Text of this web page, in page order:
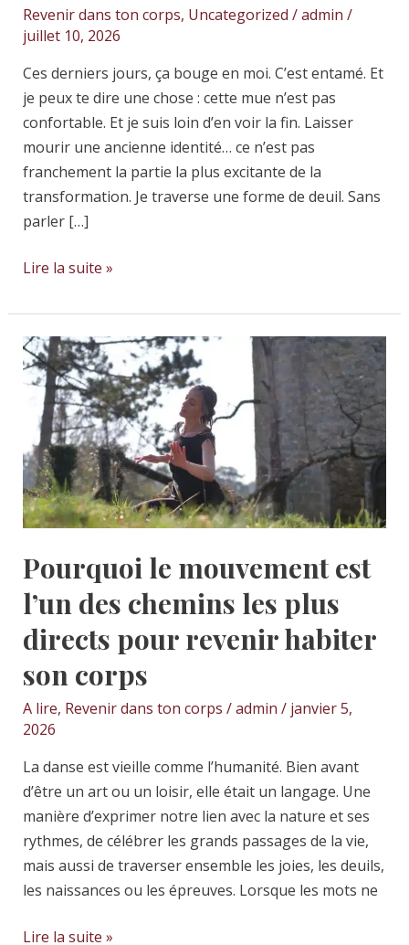
Revenir dans ton corps, Uncategorized /admin /
juillet 10, 2026
Ces derniers jours, ça bouge en moi. C’est entamé. Et
je peux te dire une chose : cette mue n’est pas
confortable. Et je suis loin d’en voir la fin. Laisser
mourir une ancienne identité… ce n’est pas
franchement la partie la plus excitante de la
transformation. Je traverse une forme de deuil. Sans
parler […]
soi-
même
Lire la suite »
Pourquoi le mouvement est
l’un des chemins les plus
directs pour revenir habiter
son corps
A lire, Revenir dans ton corps /admin / janvier 5,
2026
La danse est vieille comme l’humanité. Bien avant
d’être un art ou un loisir, elle était un langage. Une
manière d’exprimer notre lien avec la nature et ses
rythmes, de célébrer les grands passages de la vie,
mais aussi de traverser ensemble les joies, les deuils,
les naissances ou les épreuves. Lorsque les mots ne
Pourquoi
le
mouvement
est
l’un
des
chemins
les
directs
pour
revenir
habiter
son
Lire la suite »